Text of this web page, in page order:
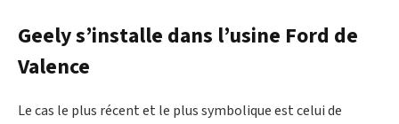
Geely s’installe dans l’usine Ford de
Valence
Le cas le plus récent et le plus symbolique est celui de